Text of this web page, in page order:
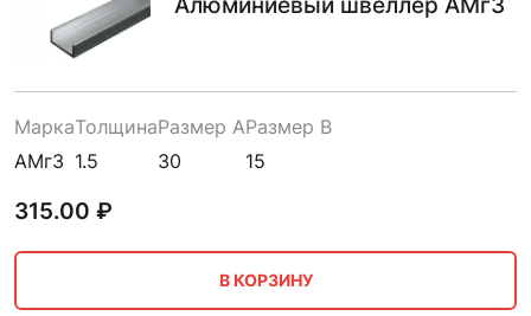
Марка
АМг3
Толщина
1.5
Размер A
30
Размер B
15
315.00 ₽
В КОРЗИНУ